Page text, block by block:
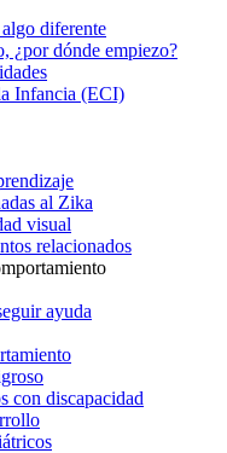
diferente
¿por dónde empiezo?
Infancia (ECI)
al Zika
visual
relacionados
ayuda
con discapacidad